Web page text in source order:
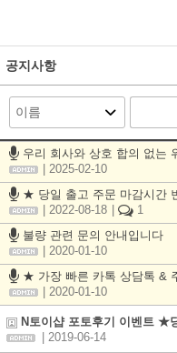
공지사항
우리 회사와 상호 합의 없는
| 2025-02-10
★ 당일 출고 주문 마감시간
| 2022-08-18
1
불량 관련 문의 안내입니다
| 2020-01-10
★ 가장 빠른 카톡 상담톡 &
| 2020-01-10
N토이샵 포토후기 이벤트 ★
| 2019-06-14